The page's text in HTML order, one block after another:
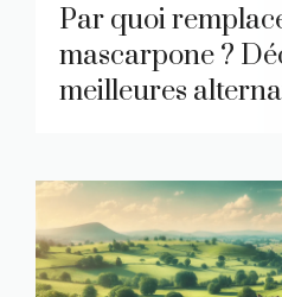
Par quoi
mascarpone ?
meilleures